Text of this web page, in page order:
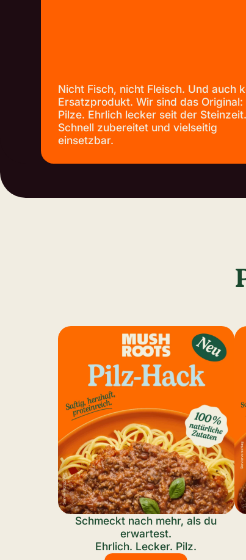
Nicht Fisch, nicht Fleisch. Und auch
Ersatzprodukt. Wir sind das Original:
Pilze. Ehrlich lecker seit der Steinzeit.
Schnell zubereitet und vielseitig
einsetzbar.
Schmeckt nach mehr, als du
erwartest.
Ehrlich. Lecker. Pilz.